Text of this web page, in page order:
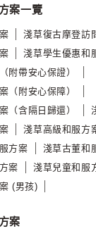
案一覽
淺草復古摩登訪
淺草學生優惠和
附帶安心保證）
（附安心保障）
（含隔日歸還）
淺草高級和服方
方案
淺草古董和
案
淺草兒童和服
(男孩)
案